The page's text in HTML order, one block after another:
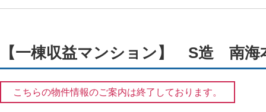
【一棟収益マンション】 S造 南
こちらの物件情報のご案内は終了しております。